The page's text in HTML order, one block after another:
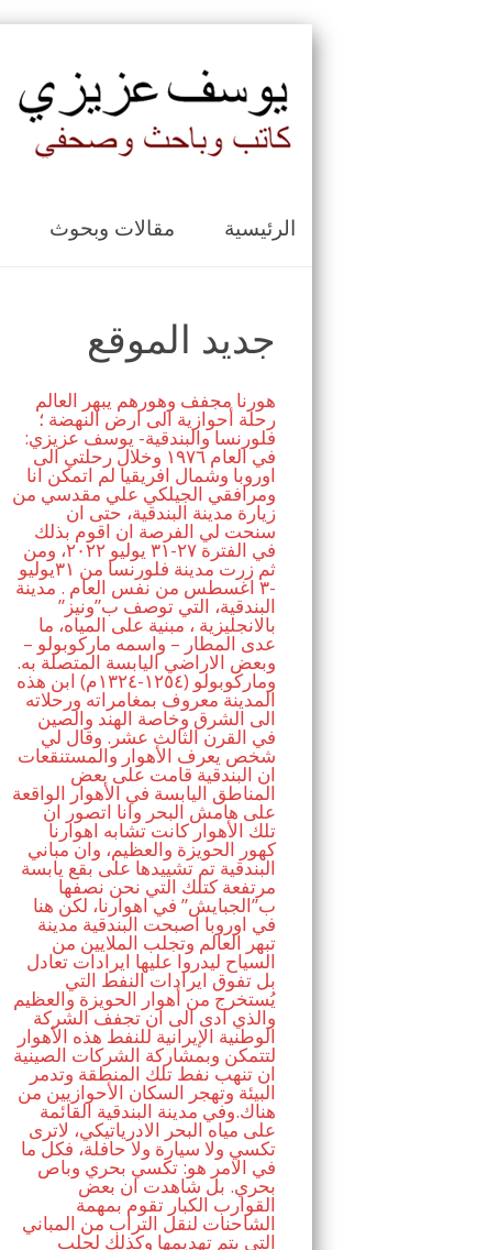
مقالات وبحوث الرئيسية
جديد الموقع
هورنا مجفف وهورهم يبهر العالم
رحلة أحوازية الى ارض النهضة ؛
فلورنسا والبندقية- يوسف عزيزي:
في العام ١٩٧٦ وخلال رحلتي الى
اوروبا وشمال افريقيا لم اتمكن انا
ومرافقي الجيلكي علي مقدسي من
زيارة مدينة البندقية، حتى ان
سنحت لي الفرصة ان اقوم بذلك
في الفترة ٢٧-٣١ يوليو ٢٠٢٢، ومن
ثم زرت مدينة فلورنسا من ٣١يوليو
-٣ اغسطس من نفس العام . مدينة
البندقية، التي توصف ب”ونيز”
بالانجليزية ، مبنية على المياه، ما
عدى المطار – واسمه ماركوبولو –
وبعض الاراضي اليابسة المتصلة به.
وماركوبولو (١٢٥٤-١٣٢٤م) ابن هذه
المدينة معروف بمغامراته ورحلاته
الى الشرق وخاصة الهند والصين
في القرن الثالث عشر. وقال لي
شخص يعرف الأهوار والمستنقعات
ان البندقية قامت على بعض
المناطق اليابسة في الأهوار الواقعة
على هامش البحر وانا اتصور ان
تلك الأهوار كانت تشابه اهوارنا
كهور الحويزة والعظيم، وان مباني
البندقية تم تشييدها على بقع يابسة
مرتفعة كتلك التي نحن نصفها
ب”الجبايش” في اهوارنا، لكن هنا
في اوروبا اصبحت البندقية مدينة
تبهر العالم وتجلب الملايين من
السياح ليدروا عليها ايرادات تعادل
بل تفوق ايرادات النفط التي
يُستخرج من أهوار الحويزة والعظيم
والذي ادى الى ان تجفف الشركة
الوطنية الإيرانية للنفط هذه الأهوار
لتتمكن وبمشاركة الشركات الصينية
ان تنهب نفط تلك المنطقة وتدمر
البيئة وتهجر السكان الأحوازيين من
هناك.وفي مدينة البندقية القائمة
على مياه البحر الادرياتيكي، لاترى
تكسي ولا سيارة ولا حافلة، فكل ما
في الامر هو: تكسي بحري وباص
بحري. بل شاهدت ان بعض
القوارب الكبار تقوم بمهمة
الشاحنات لنقل التراب من المباني
التي يتم تهديمها وكذلك لجلب